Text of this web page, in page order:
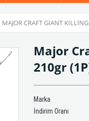
MAJOR CRAFT GIANT
Major
210gr
Marka
İndirim Oranı